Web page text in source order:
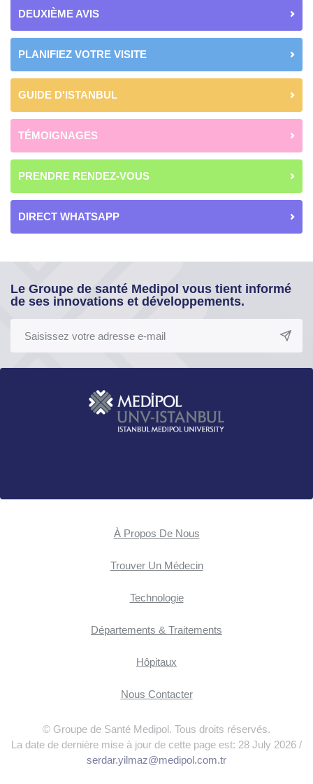
DEUXIÈME AVIS
PLANIFIEZ VOTRE VISITE
GUIDE D'ISTANBUL
TÉMOIGNAGES
PRENDRE RENDEZ-VOUS
DIRECT WHATSAPP
Le Groupe de santé Medipol vous tient informé
de ses innovations et développements.
À Propos De Nous
Trouver Un Médecin
Technologie
Départements & Traitements
Hôpitaux
Nous Contacter
© Groupe de Santé Medipol. Tous droits réservés.
La date de dernière mise à jour de cette page est: 28 July 2026 /
serdar.yilmaz@medipol.com.tr